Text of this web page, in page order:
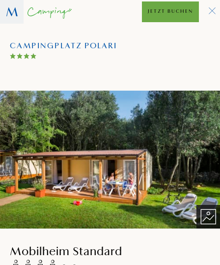
CAMPINGPLATZ POLARI
JETZT BUCHEN
Mobilheim Standard